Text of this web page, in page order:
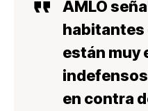
AMLO
habitantes
están muy
en contra